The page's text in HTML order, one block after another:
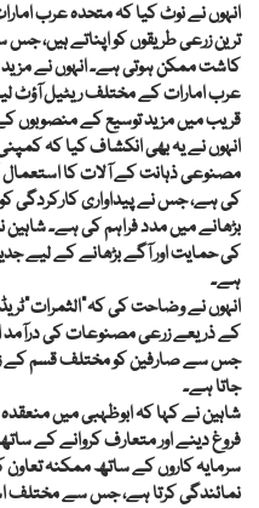
انہوں نے نوٹ کیا کہ متحدہ عرب
ترین زرعی طریقوں کو اپناتے ہیں،
کاشت ممکن ہوتی ہے۔ انہوں نے
عرب امارات کے مختلف ریٹیل آؤٹ
قریب میں مزید توسیع کے منصوبوں
انہوں نے یہ بھی انکشاف کیا کہ
مصنوعی ذہانت کے آلات کا استعمال
کی ہے، جس نے پیداواری کارکردگی کو
بڑھانے میں مدد فراہم کی ہے۔ شاہین
کی حمایت اور آگے بڑھانے کے لیے
ہے۔
انہوں نے وضاحت کی
کے ذریعے زرعی مصنوعات کی درآمد
جس سے صارفین کو مختلف قسم کے
جاتا ہے۔
شاہین نے کہا کہ ابوظہبی میں
فروغ دینے اور متعارف کروانے کے
سرمایہ کاروں کے ساتھ ممکنہ
نمائندگی کرتا ہے، جس سے مختلف